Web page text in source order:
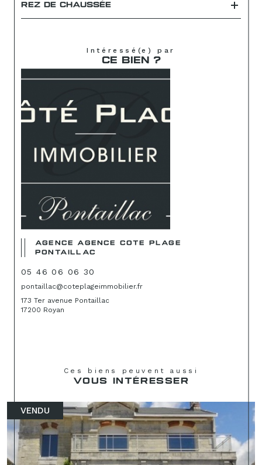
REZ DE CHAUSSÉE
Intéressé(e) par
CE BIEN ?
AGENCE AGENCE COTE PLAGE
PONTAILLAC
05 46 06 06 30
pontaillac@coteplageimmobilier.fr
173 Ter avenue Pontaillac
17200 Royan
Ces biens peuvent aussi
VOUS INTÉRESSER
VENDU